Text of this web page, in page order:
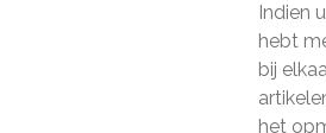
Indien
hebt
bij
het